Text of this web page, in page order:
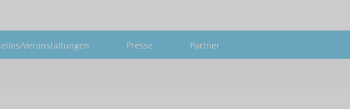
Veranstaltungen Presse Partner